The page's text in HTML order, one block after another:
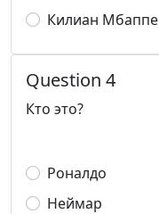
Килиан Мбаппе
Question 4
Кто это?
Роналдо
Неймар